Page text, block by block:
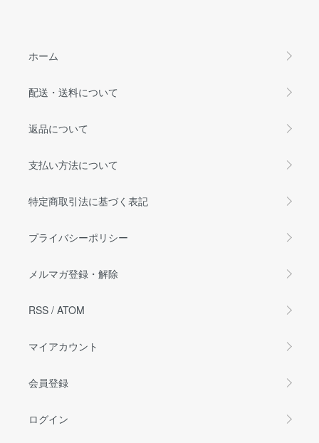
ホーム
配送・送料について
返品について
支払い方法について
特定商取引法に基づく表記
プライバシーポリシー
メルマガ登録・解除
RSS / ATOM
マイアカウント
会員登録
ログイン